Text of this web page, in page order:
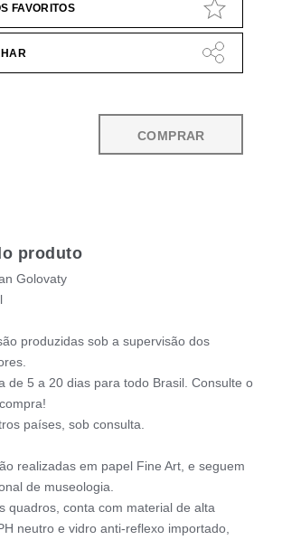
FAVORITOS
COMPRAR
produto
Golovaty
produzidas sob a supervisão dos
de 5 a 20 dias para todo Brasil. Consulte o
países, sob consulta.
realizadas em papel Fine Art, e seguem
de museologia.
quadros, conta com material de alta
neutro e vidro anti-reflexo importado,